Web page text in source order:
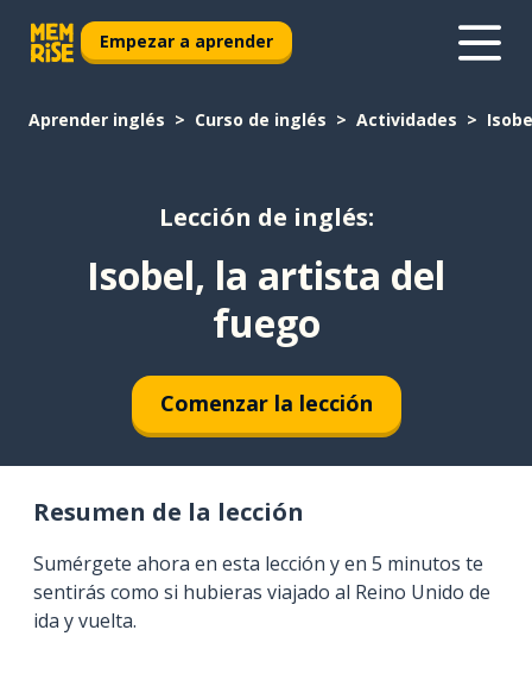
Empezar a aprender
Aprender inglés Curso de inglés Actividades
Lección de inglés:
Isobel, la artista del
fuego
Comenzar la lección
Resumen de la lección
Sumérgete ahora en esta lección y en 5 minutos te
sentirás como si hubieras viajado al Reino Unido de
ida y vuelta.